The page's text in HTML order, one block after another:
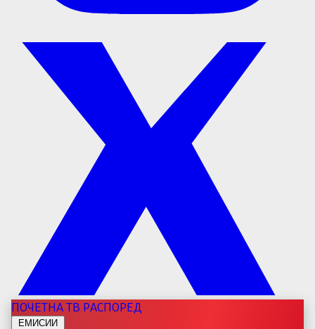
ПОЧЕТНАТВ РАСПОРЕД
ЕМИСИИ